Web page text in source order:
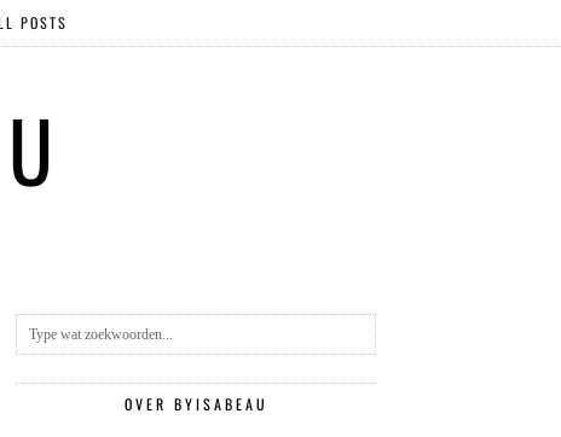
POSTS
OVER BYISABEAU